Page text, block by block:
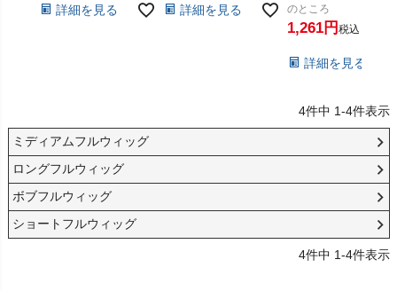
詳細を見る 詳細を見る のところ
1,261 税込
詳細を見る
4件中 1-4件表示
ミディアムフルウィッグ
ロングフルウィッグ
ボブフルウィッグ
ショートフルウィッグ
4件中 1-4件表示